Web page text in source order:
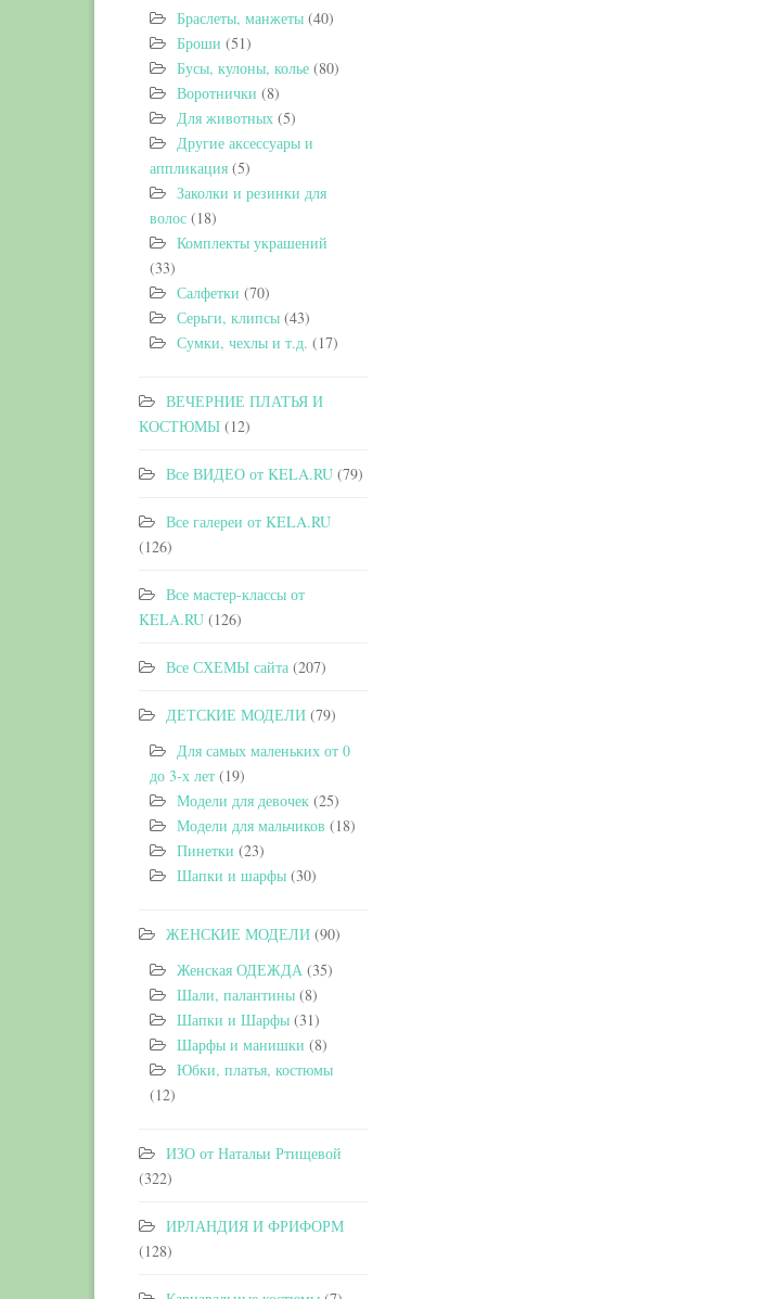
Браслеты, манжеты (40)
Броши (51)
Бусы, кулоны, колье (80)
Воротнички (8)
Для животных (5)
Другие аксессуары и
аппликация (5)
Заколки и резинки для
волос (18)
Комплекты украшений
(33)
Салфетки (70)
Серьги, клипсы (43)
Сумки, чехлы и т.д. (17)
ВЕЧЕРНИЕ ПЛАТЬЯ И
КОСТЮМЫ (12)
Все ВИДЕО от KELA.RU (79)
Все галереи от KELA.RU
(126)
Все мастер-классы от
KELA.RU (126)
Все СХЕМЫ сайта (207)
ДЕТСКИЕ МОДЕЛИ (79)
Для самых маленьких от 0
до 3-х лет (19)
Модели для девочек (25)
Модели для мальчиков (18)
Пинетки (23)
Шапки и шарфы (30)
ЖЕНСКИЕ МОДЕЛИ (90)
Женская ОДЕЖДА (35)
Шали, палантины (8)
Шапки и Шарфы (31)
Шарфы и манишки (8)
Юбки, платья, костюмы
(12)
ИЗО от Натальи Ртищевой
(322)
ИРЛАНДИЯ И ФРИФОРМ
(128)